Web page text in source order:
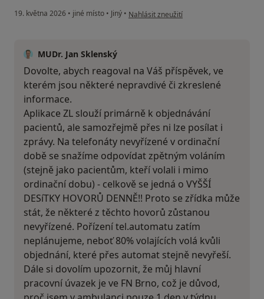
19. května 2026 • jiné místo • Jiný • podle názoru uživatele Ondra
Nahlásit zneužití
MUDr. Jan Sklenský
Dovolte, abych reagoval na Váš příspěvek, ve
kterém jsou některé nepravdivé či zkreslené
informace.
Aplikace ZL slouží primárně k objednávání
pacientů, ale samozřejmě přes ni lze posílat i
zprávy. Na telefonáty nevyřízené v ordinační
době se snažíme odpovídat zpětným voláním
(stejně jako pacientům, kteří volali i mimo
ordinační dobu) - celkově se jedná o VYŠŠÍ
DESíTKY HOVORŮ DENNĚ!! Proto se zřídka může
stát, že některé z těchto hovorů zůstanou
nevyřízené. Pořízení tel.automatu zatím
neplánujeme, neboť 80% volajících volá kvůli
objednání, které přes automat stejně nevyřeší.
Dále si dovolím upozornit, že můj hlavní
pracovní úvazek je ve FN Brno, což je důvod,